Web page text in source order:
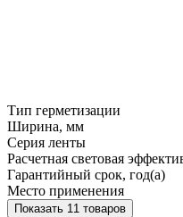
Тип герметизации
Ширина, мм
Серия ленты
Расчетная световая
Гарантийный срок, год(а)
Место применения
Показать 11 товаров